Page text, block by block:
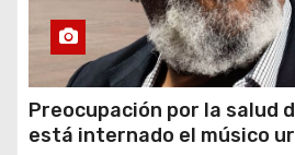
Preocupación por la salud
está internado el músico